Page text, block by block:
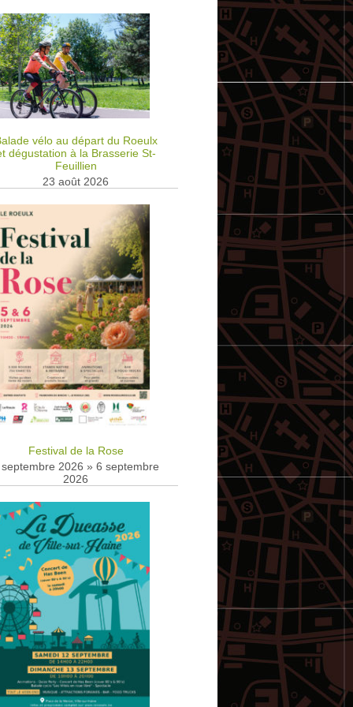
vélo au départ du Roeulx
dégustation à la Brasserie St-
Feuillien
23 août 2026
Festival de la Rose
2026 » 6 septembre
2026